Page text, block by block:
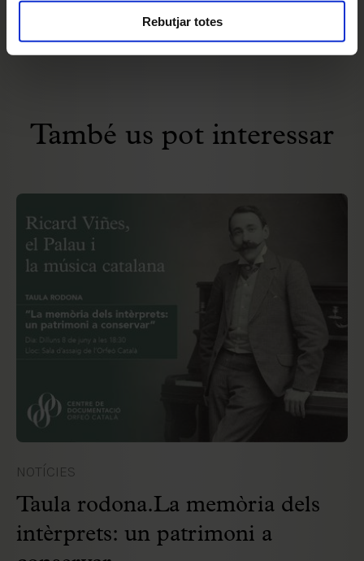
Rebutjar totes
També us pot interessar
NOTÍCIES
Taula rodona.La memòria dels
intèrprets: un patrimoni a